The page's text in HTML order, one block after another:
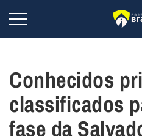
Conhecidos
classificados
fase da